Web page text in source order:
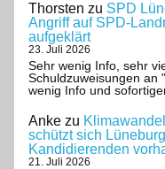
Thorsten zu SPD
Angriff auf SPD-
aufgeklärt
23. Juli 2026
Sehr wenig Info, sehr
Schuldzuweisungen an
wenig Info und
Anke zu
schützt sich
Kandidierenden
21. Juli 2026